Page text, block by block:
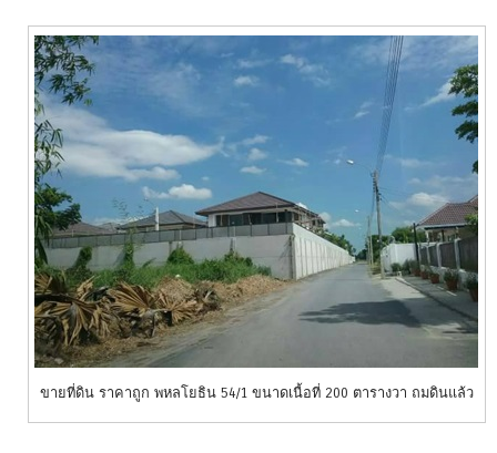
ขายที่ดิน ราคาถูก พหลโยธิน 54/1 ขนาดเนื้อที่ 200 ตารางวา ถมดินแล้ว